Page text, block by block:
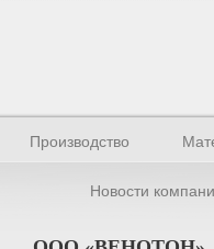
Производство
Новости